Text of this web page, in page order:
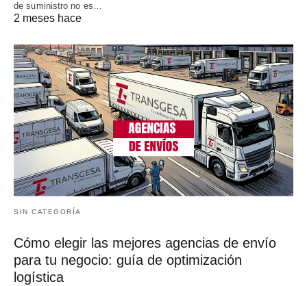
de suministro no es…
2 meses hace
SIN CATEGORÍA
Cómo elegir las mejores agencias de envío
para tu negocio: guía de optimización
logística